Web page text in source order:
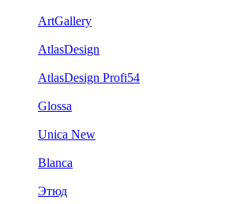
ArtGallery
AtlasDesign
AtlasDesign Profi54
Glossa
Unica New
Blanca
Этюд